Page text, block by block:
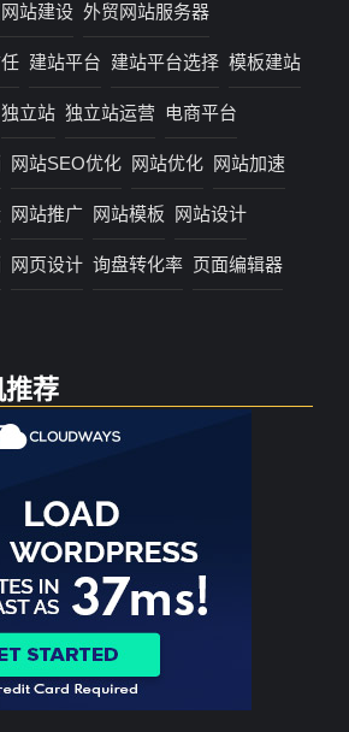
站建设 外贸网站服务器
建站平台 建站平台选择 模板建站
独立站 独立站运营 电商平台
网站SEO优化 网站优化 网站加速
网站推广 网站模板 网站设计
网页设计 询盘转化率 页面编辑器
荐